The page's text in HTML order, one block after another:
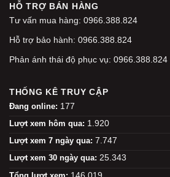
HỖ TRỢ BÁN HÀNG
Tư vấn mua hàng: 0966.388.824
Hỗ trợ bảo hành: 0966.388.824
Phản ánh thái độ phục vụ: 0966.388.824
THỐNG KÊ TRUY CẬP
Đang online: 177
Lượt xem hôm qua: 1.920
Lượt xem 7 ngày qua: 7.747
Lượt xem 30 ngày qua: 25.343
146.019